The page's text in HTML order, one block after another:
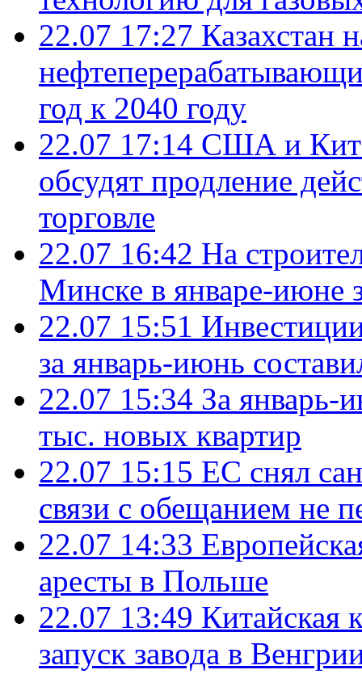
22.07 17:27 Казахстан
год к 2040 году
22.07 17:14 США и
обсудят продление
торговле
22.07 16:42 На
Минске в январе-июне
22.07 15:51
за январь-июнь
22.07 15:34 За январь-
тыс. новых квартир
22.07 15:15 ЕС снял
связи с обещанием не
22.07 14:33
аресты в Польше
22.07 13:49 Китайская
запуск завода в